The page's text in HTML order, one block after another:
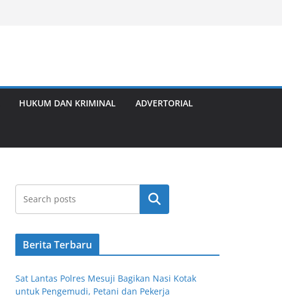
HUKUM DAN KRIMINAL ADVERTORIAL
Cari
Berita Terbaru
Sat Lantas Polres Mesuji Bagikan Nasi Kotak
untuk Pengemudi, Petani dan Pekerja